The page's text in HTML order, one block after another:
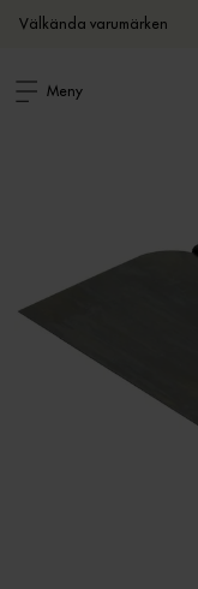
Välkända varumärken
Meny